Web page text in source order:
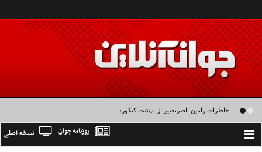
خاطرات رامین ناصرنصیر از «پشت‌ کنکوری‌ها» و رضا داوودنژاد: رضا کودک درون فعالی
Toggle
نسخه اصلی روزنامه جوان